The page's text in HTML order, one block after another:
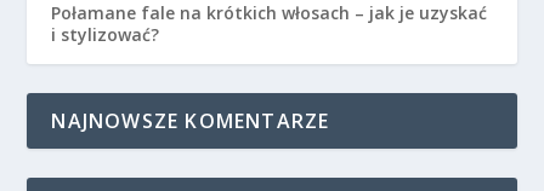
Połamane fale na krótkich włosach – jak je uzyskać
i stylizować?
NAJNOWSZE KOMENTARZE